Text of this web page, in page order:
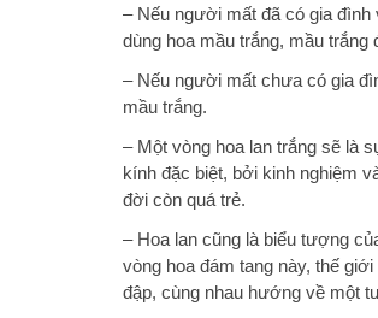
– Nếu người mất đã có gia đình
dùng hoa mầu trắng, mầu
– Nếu người mất chưa có gia
mầu trắng.
– Một vòng hoa lan trắng sẽ là
kính đặc biệt, bởi kinh nghiệm
đời còn quá trẻ.
– Hoa lan cũng là biểu tượng
vòng hoa đám tang này, thế
đập, cùng nhau hướng về một